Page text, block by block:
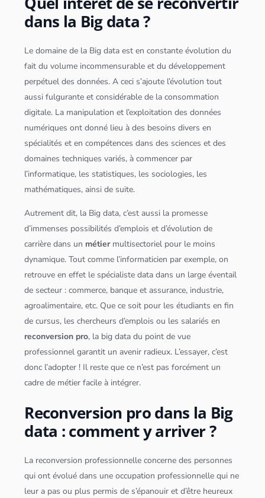
dans la Big data ?
Le domaine de la Big data est en constante évolution du
fait du volume incommensurable et du développement
perpétuel desdonnées. A ceci s’ajoute l’évolution tout
aussi fulgurante et considérable de la consommation
digitale. La manipulation et l’exploitation desdonnées
numériques ont donné lieu à des besoins divers en
spécialités et en compétences dans des sciences et des
domaines techniques variés, à commencer par
l’informatique, les statistiques, les sociologies, les
mathématiques, ainsi de suite.
Autrement dit, la Big data, c’est aussi la promesse
d’immenses possibilités d’emplois et d’évolution de
carrière dans un métiermultisectoriel pour le moins
dynamique. Tout comme l’informaticien par exemple, on
retrouve en effet le spécialiste data dans un large éventail
de secteur : commerce, banque et assurance, industrie,
agroalimentaire, etc. Que ce soit pour les étudiants en fin
de cursus, les chercheurs d’emplois ou les salariés en
reconversion pro, la big data du point de vue
professionnel garantit un avenir radieux. L’essayer, c’est
donc l’adopter ! Il reste que ce n’est pas forcément un
cadre de métier facile à intégrer.
Reconversion pro dans la Big
data : comment y arriver ?
La reconversion professionnelle concerne des personnes
qui ont évolué dans une occupation professionnelle qui ne
leur a pas ou plus permis de s’épanouir et d’être heureux